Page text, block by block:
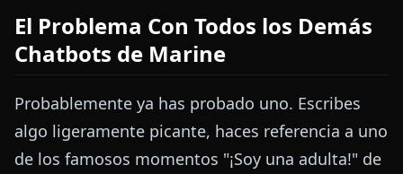
El Problema Con Todos los Demás
Chatbots de Marine
Probablemente ya has probado uno. Escribes
algo ligeramente picante, haces referencia a uno
de los famosos momentos "¡Soy una adulta!" de